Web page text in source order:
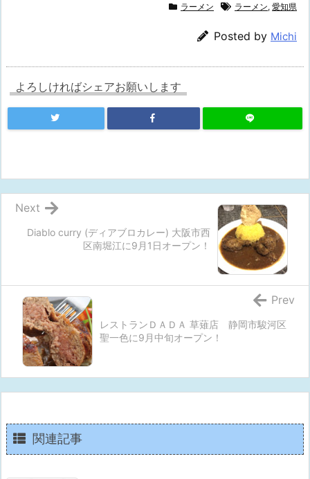
ラーメン ラーメン, 愛知県
Posted by Michi
よろしければシェアお願いします
Diablo curry (ディアブロカレー) 大阪市西
区南堀江に9月1日オープン！
Next
レストランＤＡＤＡ 草薙店 静岡市駿河区
聖一色に9月中旬オープン！
Prev
関連記事